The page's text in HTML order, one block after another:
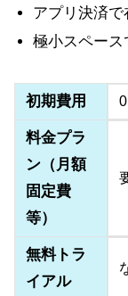
アプリ決済
極小スペース
初期費用
料金プラ
ン（月額
固定費
等）
無料トラ
イアル